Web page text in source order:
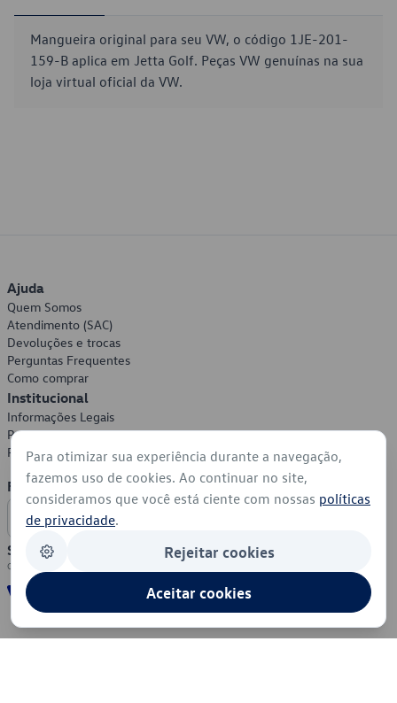
Mangueira original para seu VW, o código 1JE-201-
159-B aplica em Jetta Golf. Peças VW genuínas na sua
loja virtual oficial da VW.
Ajuda
Quem Somos
Atendimento (SAC)
Devoluções e trocas
Perguntas Frequentes
Como comprar
Institucional
Informações Legais
Política de Privacidade
Política de Cookies
Formas de Pagamento
Segurança
Para otimizar sua experiência durante a navegação,
fazemos uso de cookies. Ao continuar no site,
consideramos que você está ciente com nossas políticas
de privacidade.
Rejeitar cookies
Aceitar cookies